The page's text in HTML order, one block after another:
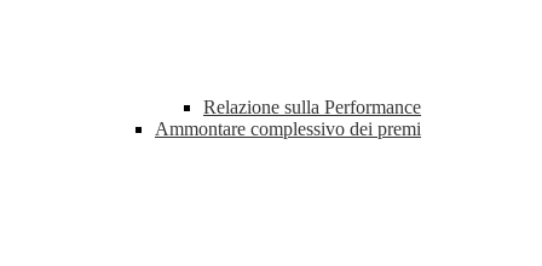
Relazione sulla Performance
Ammontare complessivo dei premi